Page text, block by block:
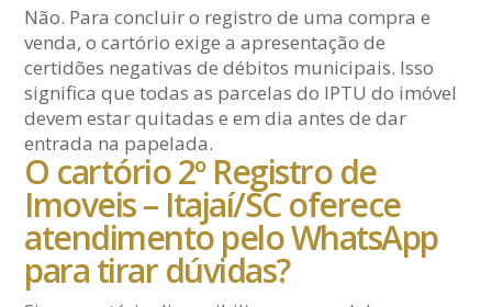
Não. Para concluir o registro de uma compra e
venda, o cartório exige a apresentação de
certidões negativas de débitos municipais. Isso
significa que todas as parcelas do IPTU do imóvel
devem estar quitadas e em dia antes de dar
entrada na papelada.
O cartório 2º Registro de
Imoveis – Itajaí/SC oferece
atendimento pelo WhatsApp
para tirar dúvidas?